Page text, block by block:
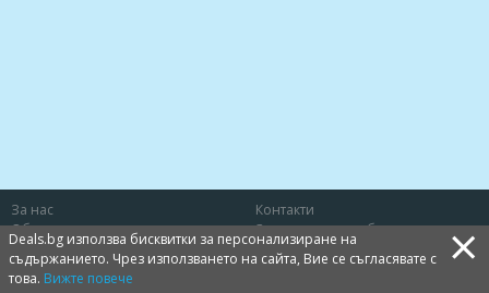
За нас
Контакти
Общи условия
Защита на потребителя
Политика за лични данни
Бисквитки
Deals.bg използва бисквитки за персонализиране на
съдържанието. Чрез използването на сайта, Вие се съгласявате с
това. Вижте повече ×